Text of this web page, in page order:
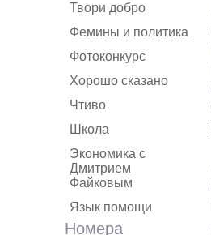
Твори добро
Фемины и политика
Фотоконкурс
Хорошо сказано
Чтиво
Школа
Экономика с
Дмитрием
Файковым
Язык помощи
Номера